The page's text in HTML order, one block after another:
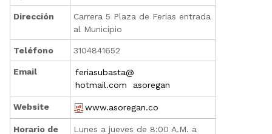
Dirección
Carrera 5 Plaza de Ferias entrada
al Municipio
Teléfono 3104841652
Email
feriasubasta@
hotmail.com asoregan
Website www.asoregan.co
Horario de Lunes a jueves de 8:00 A.M. a